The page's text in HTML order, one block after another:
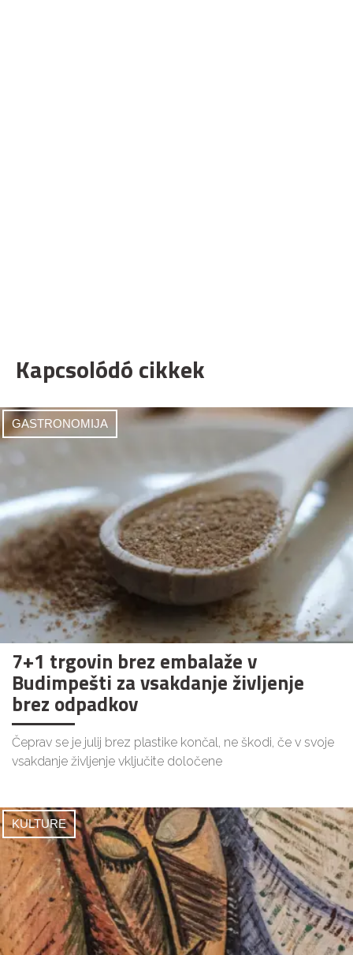
Kapcsolódó cikkek
GASTRONOMIJA
7+1 trgovin brez embalaže v
Budimpešti za vsakdanje življenje
brez odpadkov
Čeprav se je julij brez plastike končal, ne škodi, če v svoje
vsakdanje življenje vključite določene
KULTURE